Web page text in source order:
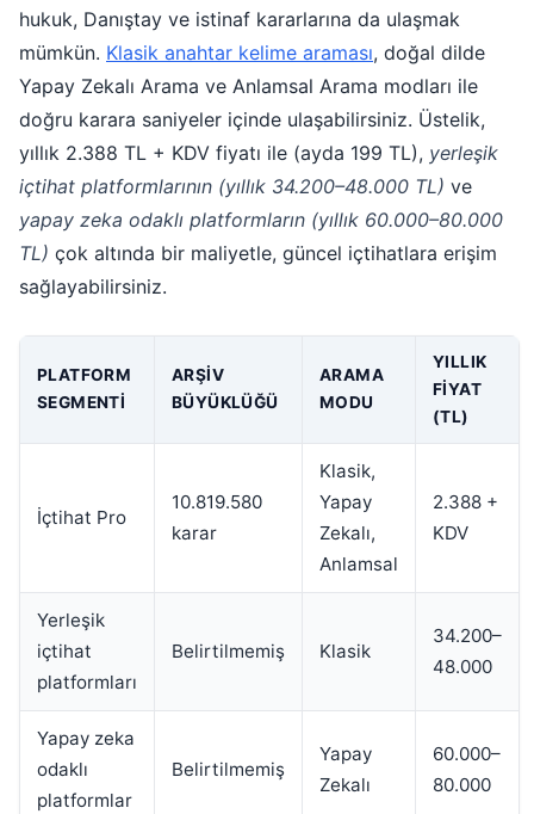
hukuk, Danıştay ve istinaf kararlarına da ulaşmak
mümkün. Klasik anahtar kelime araması, doğal dilde
Yapay Zekalı Arama ve Anlamsal Arama modları ile
doğru karara saniyeler içinde ulaşabilirsiniz. Üstelik,
yıllık 2.388 TL + KDV fiyatı ile (ayda 199 TL), yerleşik
içtihat platformlarının (yıllık 34.200–48.000 TL) ve
yapay zeka odaklı platformların (yıllık 60.000–80.000
TL) çok altında bir maliyetle, güncel içtihatlara erişim
sağlayabilirsiniz.
PLATFORM
SEGMENTI
ARŞIV
BÜYÜKLÜĞÜ
ARAMA
MODU
YILLIK
FIYAT
(TL)
İçtihat Pro
10.819.580
karar
Klasik,
Yapay
Zekalı,
Anlamsal
2.388 +
KDV
Yerleşik
içtihat
platformları
Belirtilmemiş Klasik
34.200–
48.000
Yapay zeka
odaklı
platformlar
Belirtilmemiş
Yapay
Zekalı
60.000–
80.000